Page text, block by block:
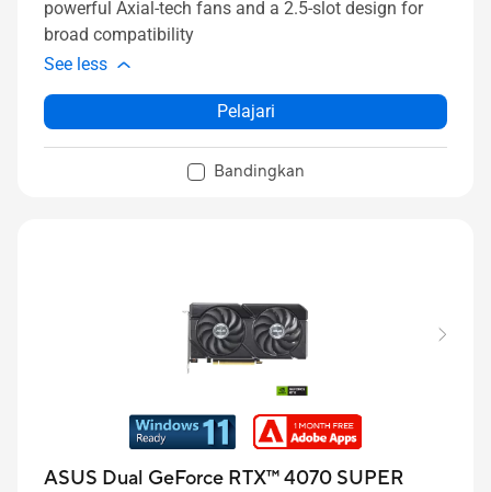
powerful Axial-tech fans and a 2.5-slot design for
broad compatibility
See less
Pelajari
Bandingkan
ASUS Dual GeForce RTX™ 4070 SUPER